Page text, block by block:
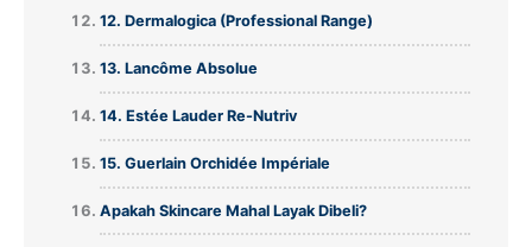
12. Dermalogica (Professional Range)
13. Lancôme Absolue
14. Estée Lauder Re-Nutriv
15. Guerlain Orchidée Impériale
Apakah Skincare Mahal Layak Dibeli?